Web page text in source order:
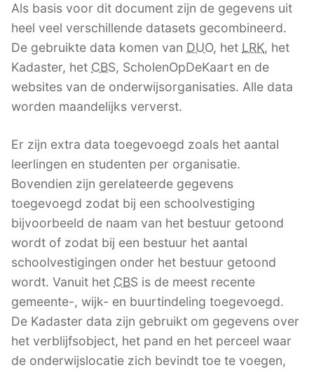
Als basis voor dit document zijn de gegevens uit
heel veel verschillende datasets gecombineerd.
De gebruikte data komen van DUO, het LRK, het
Kadaster, het CBS, ScholenOpDeKaart en de
websites van de onderwijsorganisaties. Alle data
worden maandelijks ververst.
Er zijn extra data toegevoegd zoals het aantal
leerlingen en studenten per organisatie.
Bovendien zijn gerelateerde gegevens
toegevoegd zodat bij een schoolvestiging
bijvoorbeeld de naam van het bestuur getoond
wordt of zodat bij een bestuur het aantal
schoolvestigingen onder het bestuur getoond
wordt. Vanuit het CBS is de meest recente
gemeente-, wijk- en buurtindeling toegevoegd.
De Kadaster data zijn gebruikt om gegevens over
het verblijfsobject, het pand en het perceel waar
de onderwijslocatie zich bevindt toe te voegen,